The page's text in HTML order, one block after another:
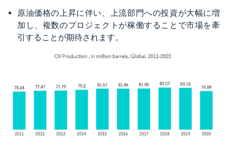
原油価格の上昇に伴い、上流部門への投資が大幅に増
加し、複数のプロジェクトが稼働することで市場を牽
引することが期待されます。